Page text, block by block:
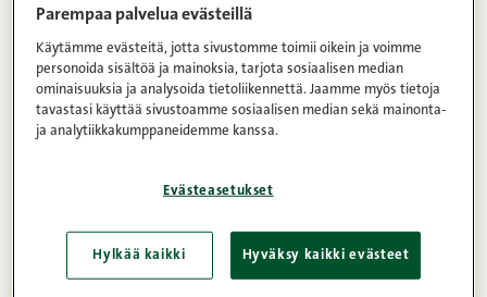
pala maksaa
vehnäjauhoja
suolaa
paprikajauhetta
Valmistusohjeet:
Parempaa palvelua evästeillä
Käytämme evästeitä, jotta sivustomme toimii oikein ja voimme
personoida sisältöä ja mainoksia, tarjota sosiaalisen median
ominaisuuksia ja analysoida tietoliikennettä. Jaamme myös tietoja
tavastasi käyttää sivustoamme sosiaalisen median sekä mainonta-
ja analytiikkakumppaneidemme kanssa.
Evästeasetukset
Hylkää kaikki Hyväksy kaikki evästeet